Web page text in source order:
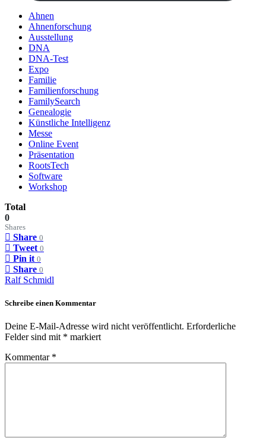
Ahnen
Ahnenforschung
Ausstellung
DNA
DNA-Test
Expo
Familie
Familienforschung
FamilySearch
Genealogie
Künstliche Intelligenz
Messe
Online Event
Präsentation
RootsTech
Software
Workshop
Total
0
Shares
Share 0
Tweet 0
Pin it 0
Share 0
Ralf Schmidl
Schreibe einen Kommentar
Deine E-Mail-Adresse wird nicht veröffentlicht. Erforderliche
Felder sind mit * markiert
Kommentar *